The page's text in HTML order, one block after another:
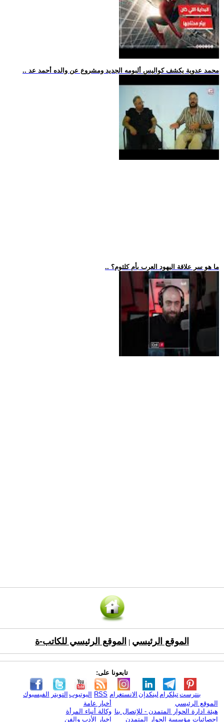
.. محمد عدوية يكشف كواليس ألبومه الجديد ومشروع عن والده أحمد عد
.. ما هو سر علاقة اليهود العرب بأم كلثوم؟
الموقع الرئيسي الموقع الرئيسي للكاتب-ة
تابعونا على:
الفيسبوك التويتر اليوتيوب RSS الانستغرام لينكدإن تيلكرامبنترست
الموقع الرئيسي
هيئة ادارة الحوار المتمدن - للإتصال بنا
إحصائيات مؤسسة الحوار المتمدن
أخبار عامة
وكالة أنباء المرأة
اخبار الأدب والفن